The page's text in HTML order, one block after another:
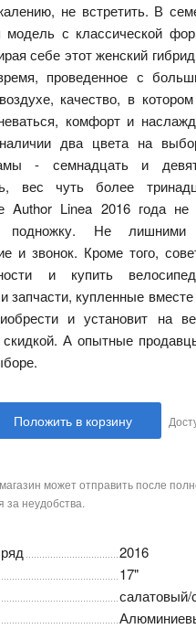
не встретить. В
модель с классической
себе этот женский
проведенное с
качество, в
комфорт и
два цвета на
- семнадцать и
вес чуть более
Author Linea 2016 года не
Не лишними
и звонок. Кроме того,
и купить
запчасти, купленные
и установит на
скидкой. А опытные
Положить в корзину
может отправить после
за неудобства.
2016
17"
салатовый/